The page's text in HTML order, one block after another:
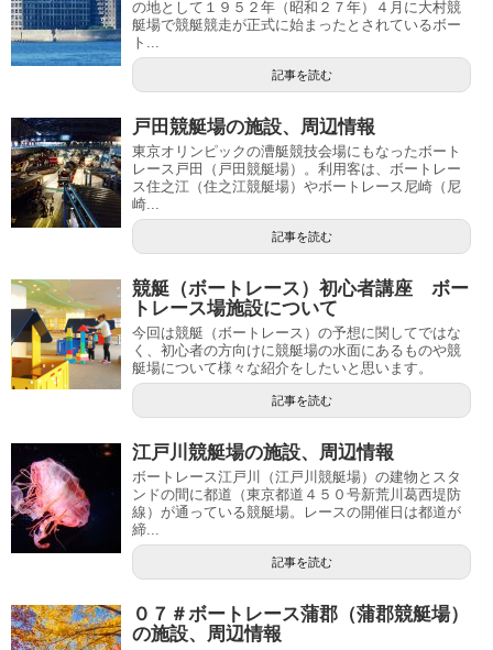
の地として１９５２年（昭和２７年）４月に大村競
艇場で競艇競走が正式に始まったとされているボー
ト...
記事を読む
戸田競艇場の施設、周辺情報
東京オリンピックの漕艇競技会場にもなったボート
レース戸田（戸田競艇場）。利用客は、ボートレー
ス住之江（住之江競艇場）やボートレース尼崎（尼
崎...
記事を読む
競艇（ボートレース）初心者講座 ボー
トレース場施設について
今回は競艇（ボートレース）の予想に関してではな
く、初心者の方向けに競艇場の水面にあるものや競
艇場について様々な紹介をしたいと思います。
記事を読む
江戸川競艇場の施設、周辺情報
ボートレース江戸川（江戸川競艇場）の建物とスタ
ンドの間に都道（東京都道４５０号新荒川葛西堤防
線）が通っている競艇場。レースの開催日は都道が
締...
記事を読む
０７＃ボートレース蒲郡（蒲郡競艇場）
の施設、周辺情報